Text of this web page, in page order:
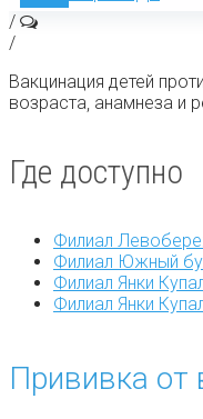
/
/
Вакцинация детей
возраста, анамнеза и
Где доступно
Филиал
Филиал Южный
Филиал Янки
Филиал Янки
Прививка от